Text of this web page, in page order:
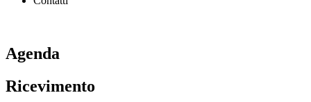
Agenda
Ricevimento